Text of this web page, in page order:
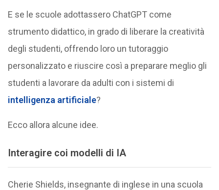
E se le scuole adottassero ChatGPT come
strumento didattico, in grado di liberare la creatività
degli studenti, offrendo loro un tutoraggio
personalizzato e riuscire così a preparare meglio gli
studenti a lavorare da adulti con i sistemi di
intelligenza artificiale?
Ecco allora alcune idee.
Interagire coi modelli di IA
Cherie Shields, insegnante di inglese in una scuola